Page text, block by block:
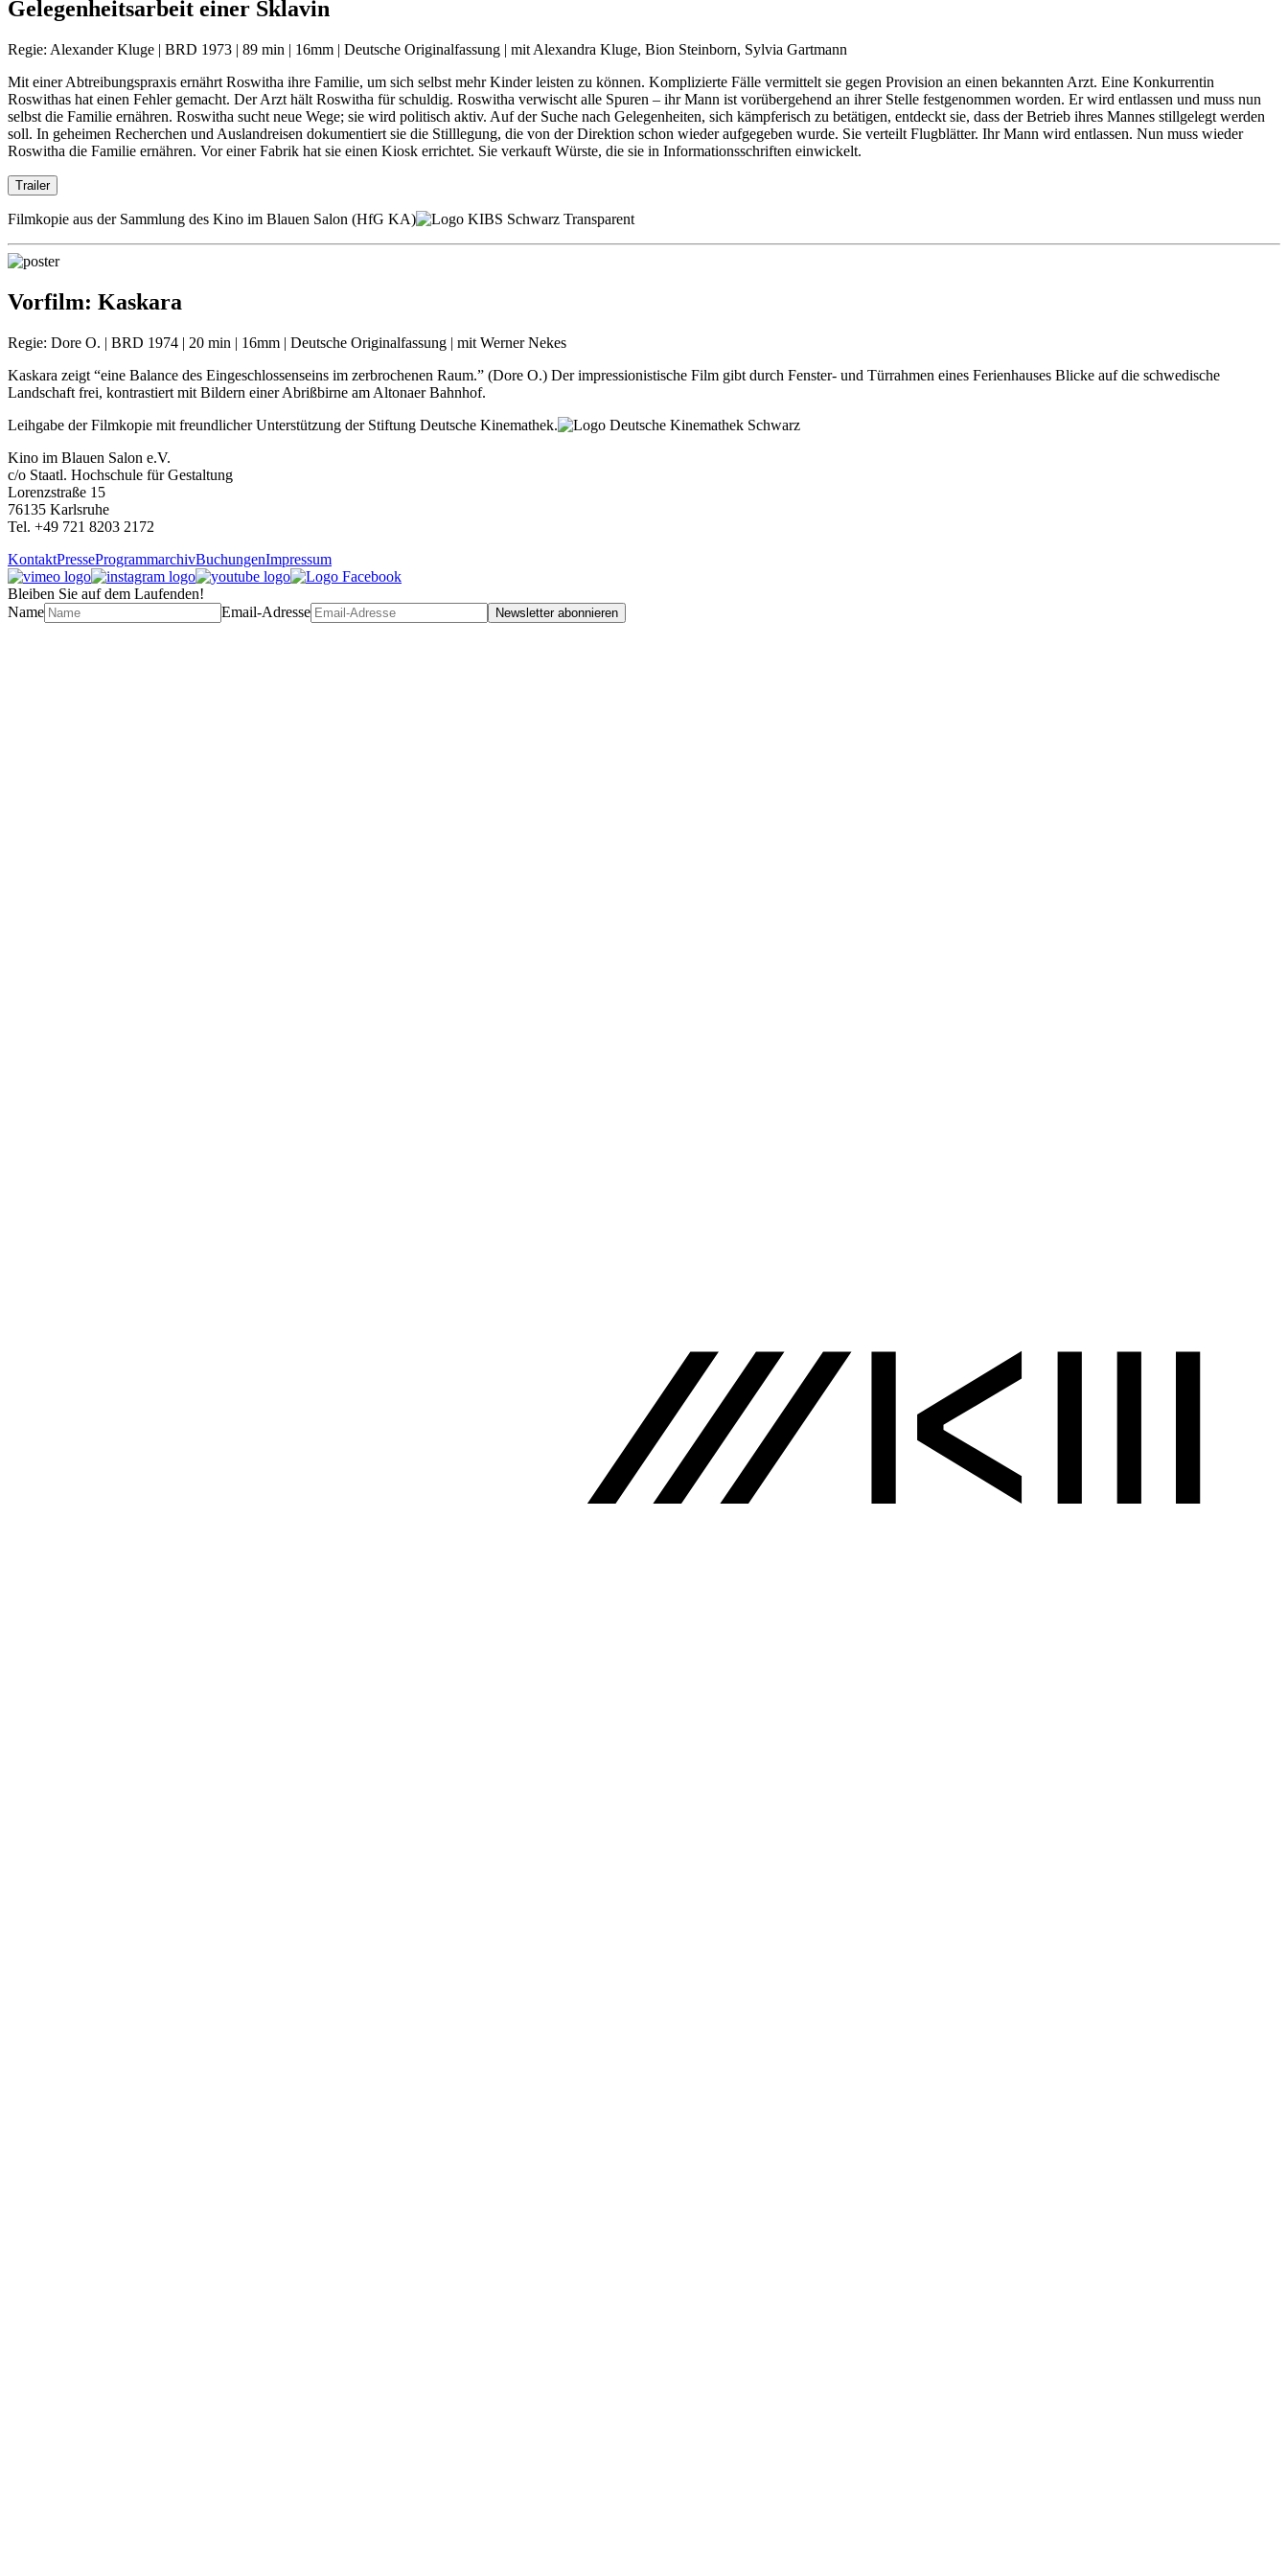
Gelegenheitsarbeit einer Sklavin
Regie: Alexander Kluge | BRD 1973 | 89 min | 16mm | Deutsche Originalfassung | mit Alexandra Kluge, Bion Steinborn, Sylvia Gartmann
Mit einer Abtreibungspraxis ernährt Roswitha ihre Familie, um sich selbst mehr Kinder leisten zu können. Komplizierte Fälle vermittelt sie gegen Provision an einen bekannten Arzt. Eine Konkurrentin
Roswithas hat einen Fehler gemacht. Der Arzt hält Roswitha für schuldig. Roswitha verwischt alle Spuren – ihr Mann ist vorübergehend an ihrer Stelle festgenommen worden. Er wird entlassen und muss nun
selbst die Familie ernähren. Roswitha sucht neue Wege; sie wird politisch aktiv. Auf der Suche nach Gelegenheiten, sich kämpferisch zu betätigen, entdeckt sie, dass der Betrieb ihres Mannes stillgelegt werden
soll. In geheimen Recherchen und Auslandreisen dokumentiert sie die Stilllegung, die von der Direktion schon wieder aufgegeben wurde. Sie verteilt Flugblätter. Ihr Mann wird entlassen. Nun muss wieder
Roswitha die Familie ernähren. Vor einer Fabrik hat sie einen Kiosk errichtet. Sie verkauft Würste, die sie in Informationsschriften einwickelt.
Trailer
Filmkopie aus der Sammlung des Kino im Blauen Salon (HfG KA)
Vorfilm: Kaskara
Regie: Dore O. | BRD 1974 | 20 min | 16mm | Deutsche Originalfassung | mit Werner Nekes
Kaskara zeigt “eine Balance des Eingeschlossenseins im zerbrochenen Raum.” (Dore O.) Der impressionistische Film gibt durch Fenster- und Türrahmen eines Ferienhauses Blicke auf die schwedische
Landschaft frei, kontrastiert mit Bildern einer Abrißbirne am Altonaer Bahnhof.
Leihgabe der Filmkopie mit freundlicher Unterstützung der Stiftung Deutsche Kinemathek.
Kino im Blauen Salon e.V.
c/o Staatl. Hochschule für Gestaltung
Lorenzstraße 15
76135 Karlsruhe
Tel. +49 721 8203 2172
KontaktPresseProgrammarchivBuchungenImpressum
Bleiben Sie auf dem Laufenden!
Name
Email-Adresse Newsletter abonnieren